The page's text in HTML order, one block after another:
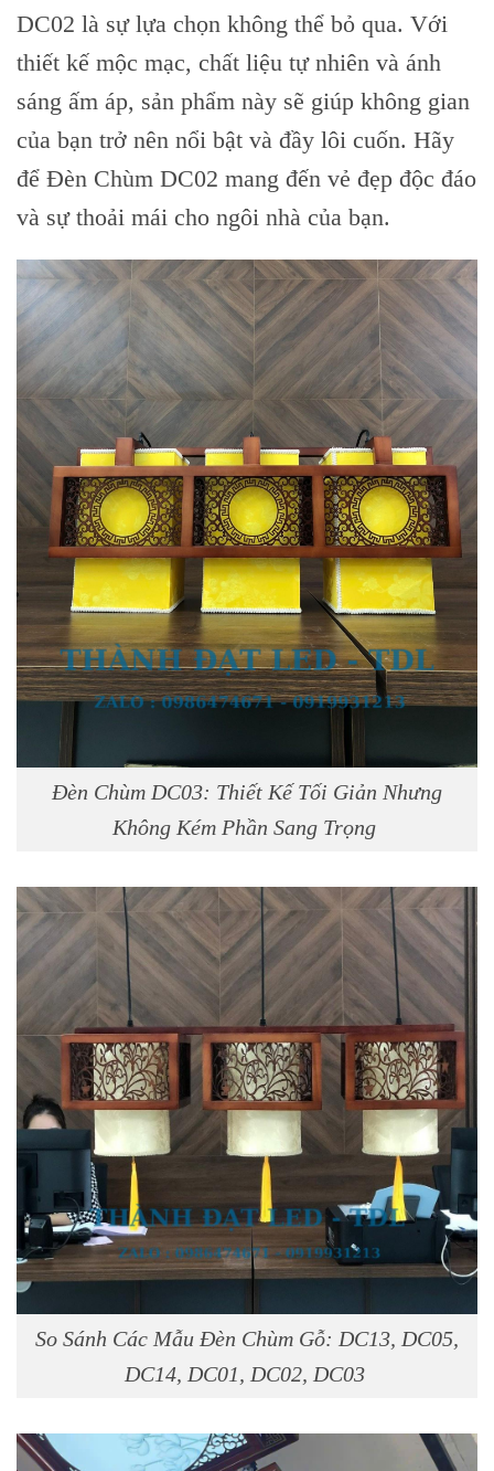
DC02 là sự lựa chọn không thể bỏ qua. Với
thiết kế mộc mạc, chất liệu tự nhiên và ánh
sáng ấm áp, sản phẩm này sẽ giúp không gian
của bạn trở nên nổi bật và đầy lôi cuốn. Hãy
để Đèn Chùm DC02 mang đến vẻ đẹp độc đáo
và sự thoải mái cho ngôi nhà của bạn.
Đèn Chùm DC03: Thiết Kế Tối Giản Nhưng
Không Kém Phần Sang Trọng
So Sánh Các Mẫu Đèn Chùm Gỗ: DC13, DC05,
DC14, DC01, DC02, DC03